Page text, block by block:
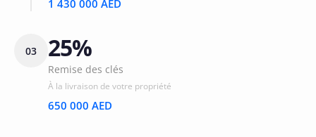
1 430 000 AED
03 25%
Remise des clés
À la livraison de votre propriété
650 000 AED